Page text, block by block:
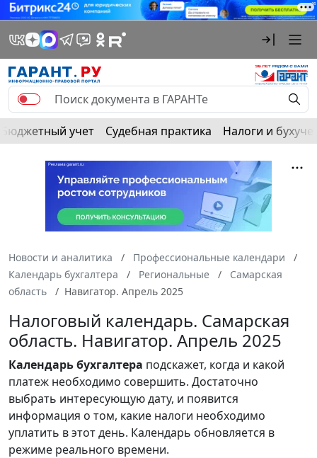
Бюджетный учет Судебная практика Налоги и
Новости и аналитика
Профессиональные календари
Календарь бухгалтера
Региональные
Самарская
область
Навигатор. Апрель 2025
Налоговый календарь. Самарская
область. Навигатор. Апрель 2025
Календарьбухгалтера подскажет, когда и какой
платеж необходимо совершить. Достаточно
выбрать интересующую дату, и появится
информация о том, какие налоги необходимо
уплатить в этот день. Календарь обновляется в
режиме реального времени.